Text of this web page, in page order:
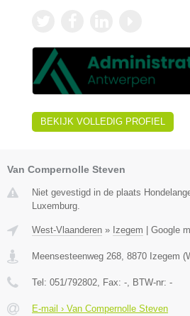
BEKIJK VOLLEDIG PROFIEL
Van Compernolle Steven
Niet gevestigd in de plaats
Luxemburg.
West-Vlaanderen » Izegem Google
Meensesteenweg 268, 8870 Izegem (
Tel: 051/792802, Fax: -, BTW-nr: -
E-mail › Van Compernolle Steven